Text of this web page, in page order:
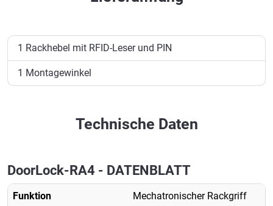
1 Rackhebel mit RFID-Leser und PIN
1 Montagewinkel
Technische Daten
DoorLock-RA4 - DATENBLATT
Funktion
Mechatronischer Rackgriff